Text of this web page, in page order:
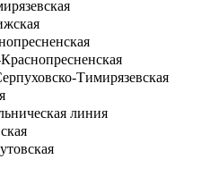
Тимирязевская
линия